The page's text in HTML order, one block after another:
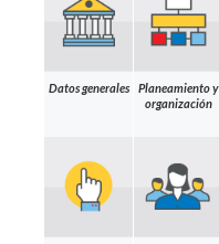
Datos generales
Planeamiento y
organización